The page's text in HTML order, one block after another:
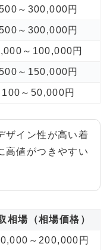
～300,000円
～300,000円
～100,000円
～150,000円
100～50,000円
ザイン性が高い着
高値がつきやすい
相場（相場価格）
～200,000円